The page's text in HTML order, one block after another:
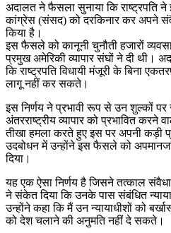
अदालत ने फैसला सुनाया कि राष्ट्रपति
कांग्रेस (संसद) को दरकिनार कर अपने
किया है।
इस फैसले को कानूनी चुनौती हजारों
प्रमुख अमेरिकी व्यापार संघों ने दी थी।
कि राष्ट्रपति विधायी मंजूरी के बिना
लागू नहीं कर सकते।
इस निर्णय ने प्रभावी रूप से उन शुल्कों
अंतरराष्ट्रीय व्यापार को प्रभावित करने
तीखा हमला करते हुए इस पर अपनी कड़ी
उदबोधन में उन्होंने इस फैसले को
दिया।
यह एक ऐसा निर्णय है जिसने तत्काल
ने संकेत दिया कि उनके पास संबंधित
उन्होंने कहा कि मैं उन न्यायाधीशों को
को देश चलाने की अनुमति नहीं दे सकते।